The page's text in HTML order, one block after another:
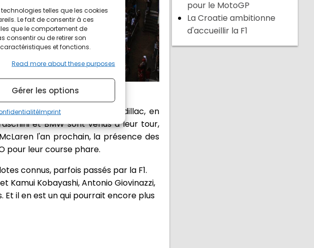
telles que les cookies
Le fait de consentir à ces
que le comportement de
consentir ou de retirer son
et fonctions.
Read more about these purposes
Gérer les options
Imprint
année. ©DPPI
Peugeot, Porsche et Cadillac, en
et BMW sont venus à leur tour,
l'an prochain, la présence des
pour leur course phare.
connus, parfois passés par la F1.
Kamui Kobayashi, Antonio Giovinazzi,
Et il en est un qui pourrait encore plus
pour le MotoGP
La Croatie ambitionne
d'accueillir la F1